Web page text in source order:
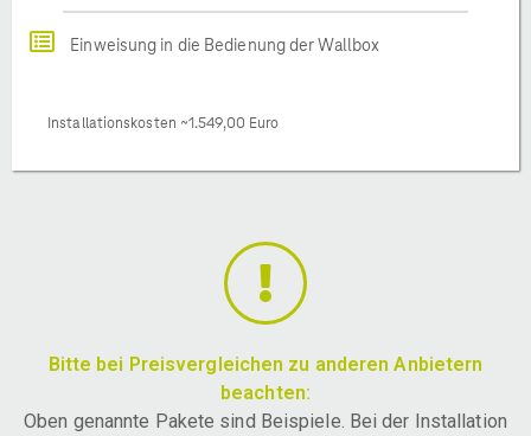
Einweisung in die Bedienung der Wallbox
Installationskosten ~1.549,00 Euro
Bitte bei Preisvergleichen zu anderen Anbietern
beachten:
Oben genannte Pakete sind Beispiele. Bei der Installation